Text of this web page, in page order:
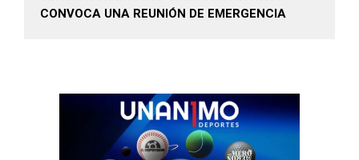
CONVOCA UNA REUNIÓN DE EMERGENCIA